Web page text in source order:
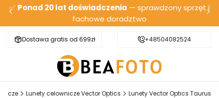
✅ Ponad 20 lat doświadczenia — sprawdzony sprzęt i
fachowe doradztwo
Dostawa gratis od 699zł Bezpieczna wysyłka
+48504082524
Lunety celownicze Vector Optics Lunety Vector Optics Taurus